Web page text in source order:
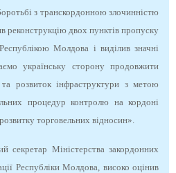
з транскордонною злочинністю
реконструкцію двох пунктів пропуску
Молдова і виділив значні
українську сторону продовжити
розвиток інфраструктури з метою
процедур контролю на кордоні
торговельних відносин».
секретар Міністерства закордонних
Республіки Молдова, високо оцінив